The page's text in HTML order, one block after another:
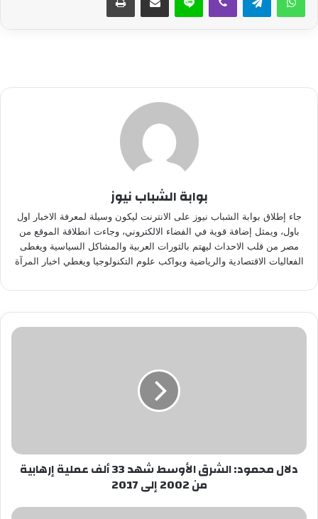
بوابة الشباب نيوز
جاء إطلاق بوابة الشباب نيوز على الانترنت ليكون وسيلة لمعرفة الاخبار اول
باول، ويمثل إضافة قوية في الفضاء الالكتروني، وجاءت انطلاقة الموقع من
مصر من قلب الاحداث ليهتم بالثورات العربية والمشاكل السياسية ويغطى
الفعاليات الاقتصادية والرياضية ويواكب علوم التكنولوجيا ويغطي اخبار المرآة
دلال
إرهابية
من
2017
دلال محمود: الشرق الأوسط شهد 33 ألف عملية إرهابية
من 2002 إلى 2017
عامل